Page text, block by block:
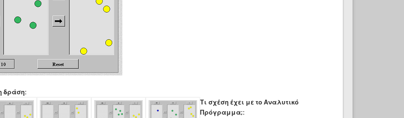
δράση:
Τι σχέση έχει με το Αναλυτικό
Πρόγραμμα;: